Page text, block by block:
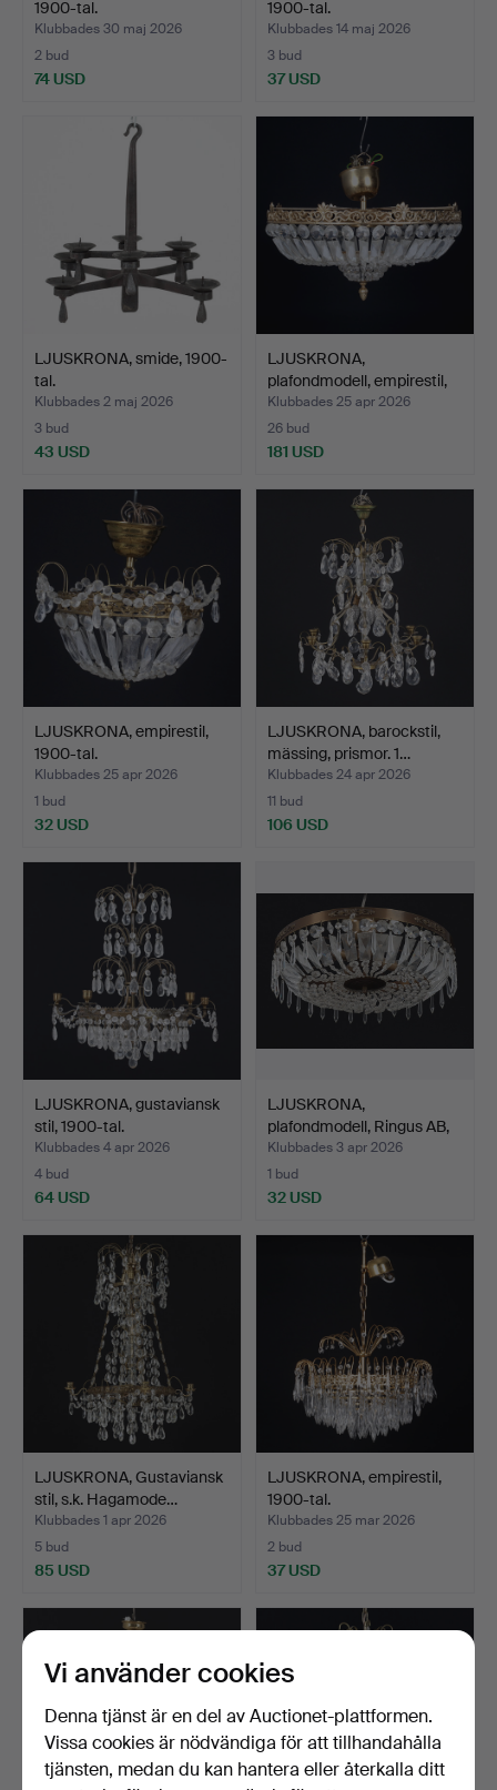
1900-tal.
Klubbades 30 maj 2026
2 bud
74 USD
1900-tal.
Klubbades 14 maj 2026
3 bud
37 USD
LJUSKRONA, smide, 1900-
tal.
Klubbades 2 maj 2026
3 bud
43 USD
LJUSKRONA,
plafondmodell, empirestil,
1900…
Klubbades 25 apr 2026
26 bud
181 USD
LJUSKRONA, empirestil,
1900-tal.
Klubbades 25 apr 2026
1 bud
32 USD
LJUSKRONA, barockstil,
mässing, prismor. 1…
Klubbades 24 apr 2026
11 bud
106 USD
LJUSKRONA, gustaviansk
stil, 1900-tal.
Klubbades 4 apr 2026
4 bud
64 USD
LJUSKRONA,
plafondmodell, Ringus AB,
1900-…
Klubbades 3 apr 2026
1 bud
32 USD
LJUSKRONA, Gustaviansk
stil, s.k. Hagamode…
Klubbades 1 apr 2026
5 bud
85 USD
LJUSKRONA, empirestil,
1900-tal.
Klubbades 25 mar 2026
2 bud
37 USD
Vi använder cookies
Denna tjänst är en del av Auctionet-plattformen.
Vissa cookies är nödvändiga för att tillhandahålla
tjänsten, medan du kan hantera eller återkalla ditt